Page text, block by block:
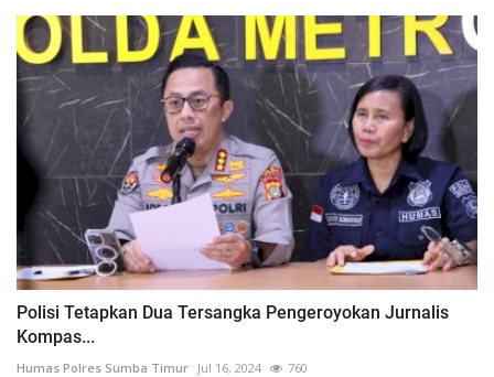
Polisi Tetapkan Dua Tersangka Pengeroyokan Jurnalis
Kompas...
Humas Polres Sumba Timur Jul 16, 2024 760